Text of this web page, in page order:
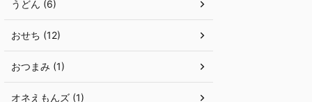
うどん (6)
おせち (12)
おつまみ (1)
オネえもんズ (1)